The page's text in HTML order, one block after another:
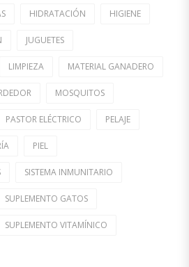
HIDRATACIÓN HIGIENE
JUGUETES
LIMPIEZA MATERIAL GANADERO
MOSQUITOS
PASTOR ELÉCTRICO PELAJE
PIEL
SISTEMA INMUNITARIO
SUPLEMENTO GATOS
SUPLEMENTO VITAMÍNICO